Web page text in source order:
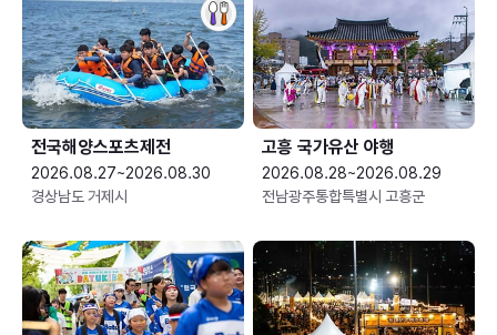
전국해양스포츠제전
2026.08.27~2026.08.30
경상남도 거제시
고흥 국가유산 야행
2026.08.28~2026.08.29
전남광주통합특별시 고흥군